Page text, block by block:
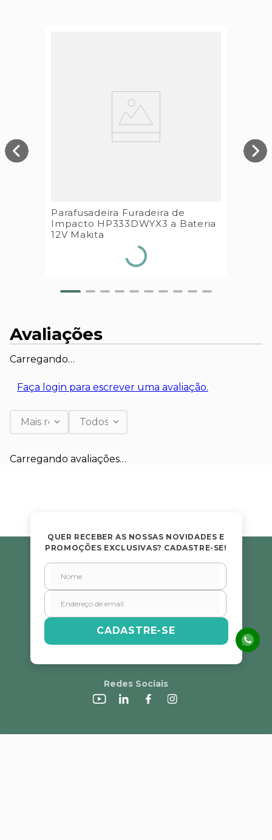
Parafusadeira Furadeira de
Impacto HP333DWYX3 a Bateria
12V Makita
Avaliações
Carregando…
Faça login para escrever uma avaliação.
Mais recentesTodos
Carregando avaliações…
QUER RECEBER AS NOSSAS NOVIDADES E
PROMOÇÕES EXCLUSIVAS? CADASTRE-SE!
CADASTRE-SE
Redes Sociais